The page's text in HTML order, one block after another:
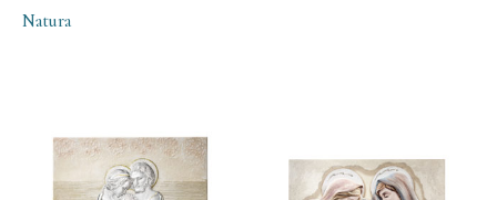
Natura